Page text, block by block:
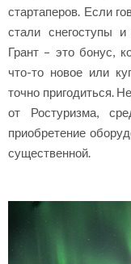
стартаперов. Если
стали снегоступы
Грант – это бонус,
что-то новое или
точно пригодиться.
от Ростуризма,
приобретение
существенной.